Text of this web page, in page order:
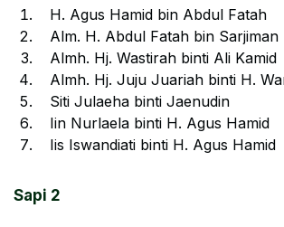
H. Agus Hamid bin Abdul Fatah
Alm. H. Abdul Fatah bin Sarjiman
Almh. Hj. Wastirah binti Ali Kamid
Almh. Hj. Juju Juariah binti H.
Siti Julaeha binti Jaenudin
Iin Nurlaela binti H. Agus Hamid
Iis Iswandiati binti H. Agus Hamid
Sapi 2